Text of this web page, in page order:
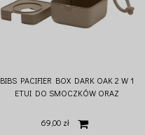
BIBS PACIFIER BOX DARK OAK 2 W 1
ETUI DO SMOCZKÓW ORAZ
SMOCZKÓW
69,00 zł